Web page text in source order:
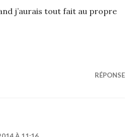
j’aurais tout fait au propre
RÉPONSE